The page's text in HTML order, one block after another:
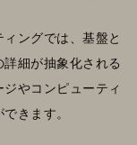
ングでは、基盤と
細が抽象化される
やコンピューティ
きます。